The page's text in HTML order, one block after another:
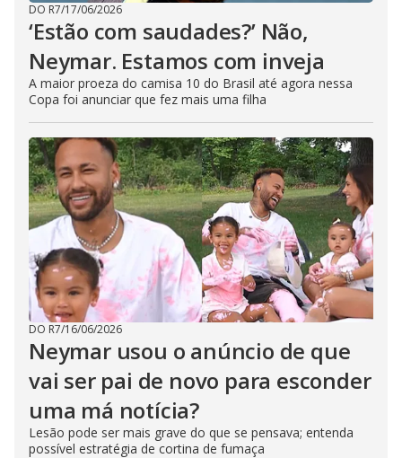
DO R7/17/06/2026
‘Estão com saudades?’ Não,
Neymar. Estamos com inveja
A maior proeza do camisa 10 do Brasil até agora nessa
Copa foi anunciar que fez mais uma filha
DO R7/16/06/2026
Neymar usou o anúncio de que
vai ser pai de novo para esconder
uma má notícia?
Lesão pode ser mais grave do que se pensava; entenda
possível estratégia de cortina de fumaça